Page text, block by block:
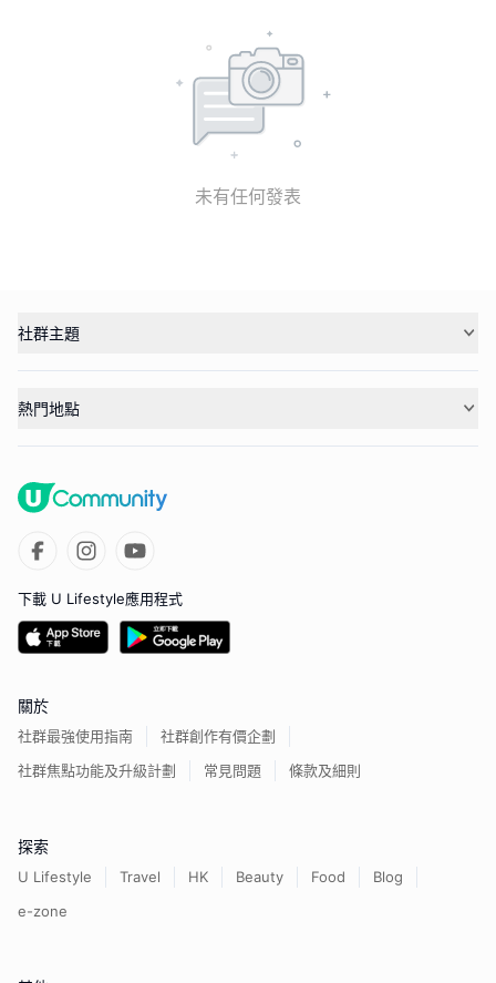
未有任何發表
社群主題
熱門地點
下載 U Lifestyle應用程式
關於
社群最強使用指南
社群創作有價企劃
社群焦點功能及升級計劃
常見問題 條款及細則
探索
U Lifestyle Travel HK Beauty Food
Blog
e-zone